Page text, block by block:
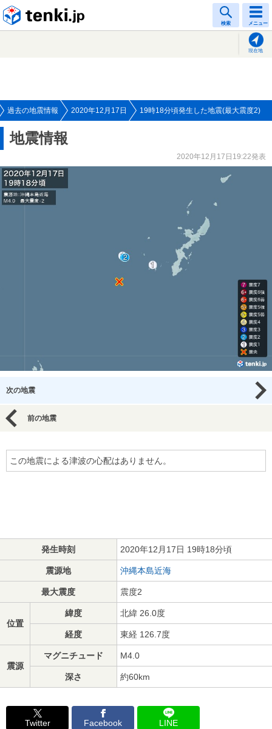
検索 メニュー
現在地
過去の地震情報 2020年12月17日 19時18分頃発生した地震(最大震度2)
地震情報
2020年12月17日19:22発表
次の地震
前の地震
この地震による津波の心配はありません。
発生時刻 2020年12月17日 19時18分頃
震源地 沖縄本島近海
最大震度 震度2
位置
緯度 北緯 26.0度
経度 東経 126.7度
震源
マグニチュード M4.0
深さ 約60km
Twitter Facebook LINE